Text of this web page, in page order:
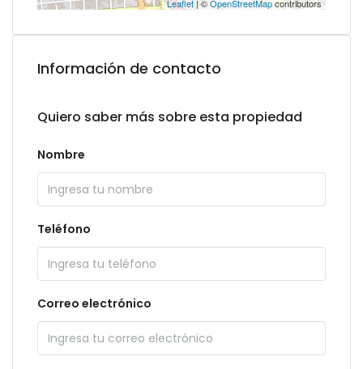
Leaflet| ©OpenStreetMapcontributors
Información de contacto
Quiero saber más sobre esta propiedad
Nombre
Teléfono
Correo electrónico